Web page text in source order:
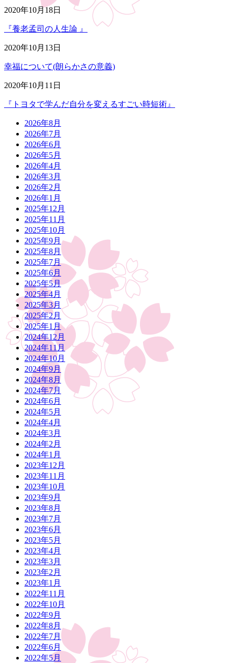
2020年10月18日
『養老孟司の人生論 』
2020年10月13日
幸福について(朗らかさの意義)
2020年10月11日
『トヨタで学んだ自分を変えるすごい時短術』
2026年8月
2026年7月
2026年6月
2026年5月
2026年4月
2026年3月
2026年2月
2026年1月
2025年12月
2025年11月
2025年10月
2025年9月
2025年8月
2025年7月
2025年6月
2025年5月
2025年4月
2025年3月
2025年2月
2025年1月
2024年12月
2024年11月
2024年10月
2024年9月
2024年8月
2024年7月
2024年6月
2024年5月
2024年4月
2024年3月
2024年2月
2024年1月
2023年12月
2023年11月
2023年10月
2023年9月
2023年8月
2023年7月
2023年6月
2023年5月
2023年4月
2023年3月
2023年2月
2023年1月
2022年11月
2022年10月
2022年9月
2022年8月
2022年7月
2022年6月
2022年5月